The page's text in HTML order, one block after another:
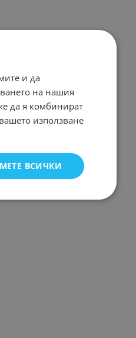
и да
на нашия
да я комбинират
използване
ВСИЧКИ